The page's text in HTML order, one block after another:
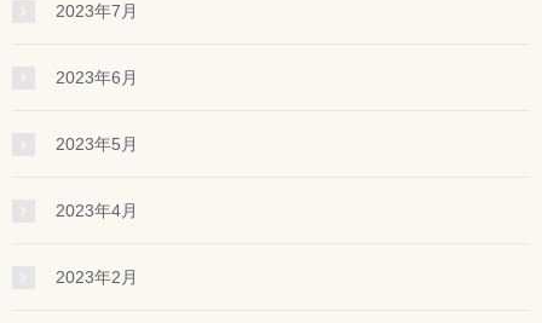
2023年7月
2023年6月
2023年5月
2023年4月
2023年2月